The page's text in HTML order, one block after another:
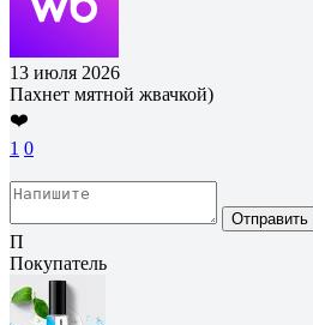
13 июля 2026
Пахнет мятной жвачкой)
❤️
1 0
Отправить
П
Покупатель